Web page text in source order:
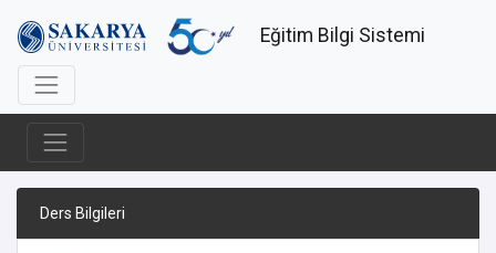
Eğitim Bilgi Sistemi
Ders Bilgileri